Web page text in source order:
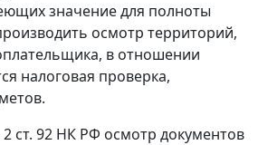
значение для полноты
осмотр территорий,
в отношении
налоговая проверка,
ст. 92 НК РФ осмотр документов